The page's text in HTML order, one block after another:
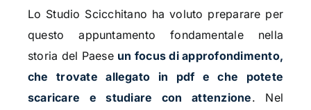
Lo Studio Scicchitano ha voluto preparare per
questo appuntamento fondamentale nella
storia del Paese un focus di approfondimento,
che trovate allegato in pdf e che potete
scaricare e studiare con attenzione. Nel